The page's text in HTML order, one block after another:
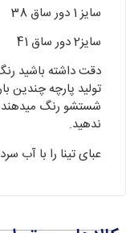
سایز 1 دور ساق 38
سایز2 دور ساق 41
دقت داشته باشید
تولید پارچه چندین
شستشو رنگ میدهند
ندهید.
عبای تینا را با آب